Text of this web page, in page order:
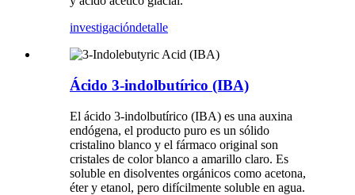
investigacióndetalle
Ácido 3-indolbutírico (IBA)
El ácido 3-indolbutírico (IBA) es una auxina
endógena, el producto puro es un sólido
cristalino blanco y el fármaco original son
cristales de color blanco a amarillo claro. Es
soluble en disolventes orgánicos como acetona,
éter y etanol, pero difícilmente soluble en agua.